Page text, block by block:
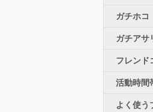
ガチホコ
ガチアサ
フレンド
活動時間
よく使う